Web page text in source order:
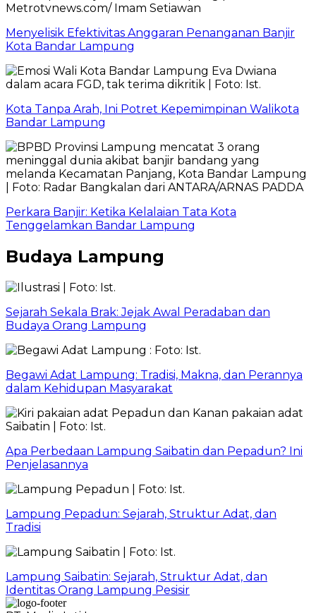
Menyelisik Efektivitas Anggaran Penanganan Banjir
Kota Bandar Lampung
Kota Tanpa Arah, Ini Potret Kepemimpinan Walikota
Bandar Lampung
Perkara Banjir: Ketika Kelalaian Tata Kota
Tenggelamkan Bandar Lampung
Budaya Lampung
Sejarah Sekala Brak: Jejak Awal Peradaban dan
Budaya Orang Lampung
Begawi Adat Lampung: Tradisi, Makna, dan Perannya
dalam Kehidupan Masyarakat
Apa Perbedaan Lampung Saibatin dan Pepadun? Ini
Penjelasannya
Lampung Pepadun: Sejarah, Struktur Adat, dan
Tradisi
Lampung Saibatin: Sejarah, Struktur Adat, dan
Identitas Orang Lampung Pesisir